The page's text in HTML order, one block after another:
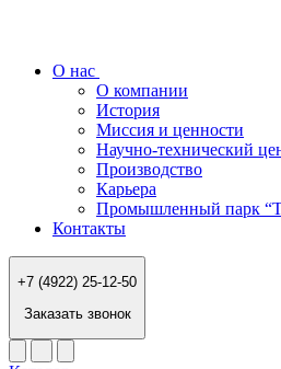
О нас
О компании
История
Миссия и ценности
Научно-технический
Производство
Карьера
Промышленный парк
Контакты
+7 (4922) 25-12-50
Заказать звонок